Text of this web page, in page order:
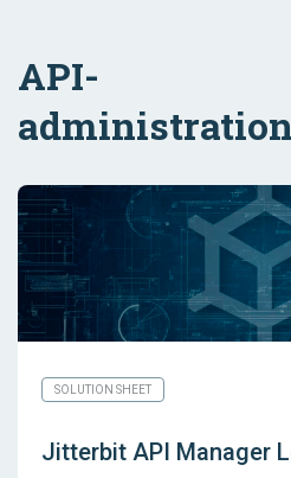
API-
SOLUTION SHEET
Jitterbit API Manager